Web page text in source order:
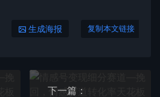
生成海报 复制本文链接
下一篇：